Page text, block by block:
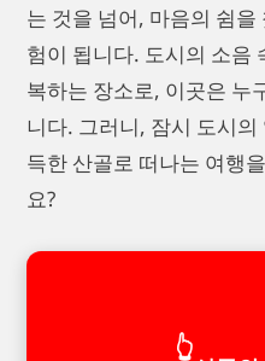
는 것을 넘어, 마음의 쉼
험이 됩니다. 도시의 소음
복하는 장소로, 이곳은 누
니다. 그러니, 잠시 도시
득한 산골로 떠나는 여행
요?
👆